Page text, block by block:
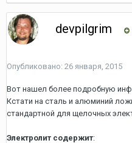
devpilgrim
Опубликовано: 26 января, 2015
Вот нашел более подробную
Кстати на сталь и алюминий
стандартной для щелочных
Электролит содержит: